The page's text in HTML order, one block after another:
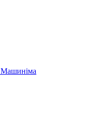
Машиніма